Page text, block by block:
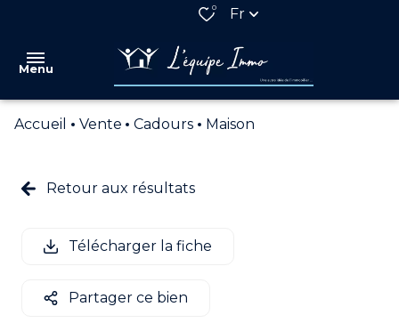
0 Fr
Menu
NOUS
NOS
PARTENAIRES
Accueil Vente Cadours Maison
Retour aux résultats
Télécharger la fiche
Partager ce bien